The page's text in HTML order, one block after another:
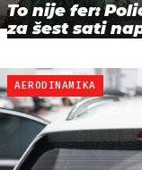
To nije fer:
za šest sati
AERODINAMIKA